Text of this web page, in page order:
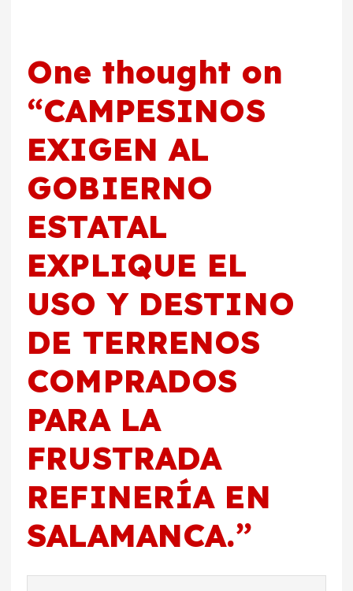
One thought on
“CAMPESINOS
EXIGEN AL
GOBIERNO
ESTATAL
EXPLIQUE EL
USO Y DESTINO
DE TERRENOS
COMPRADOS
PARA LA
FRUSTRADA
REFINERÍA EN
SALAMANCA.”